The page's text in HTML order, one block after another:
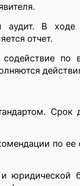
аудит. В ходе
отчет.
по
Срок
по ее
юридической